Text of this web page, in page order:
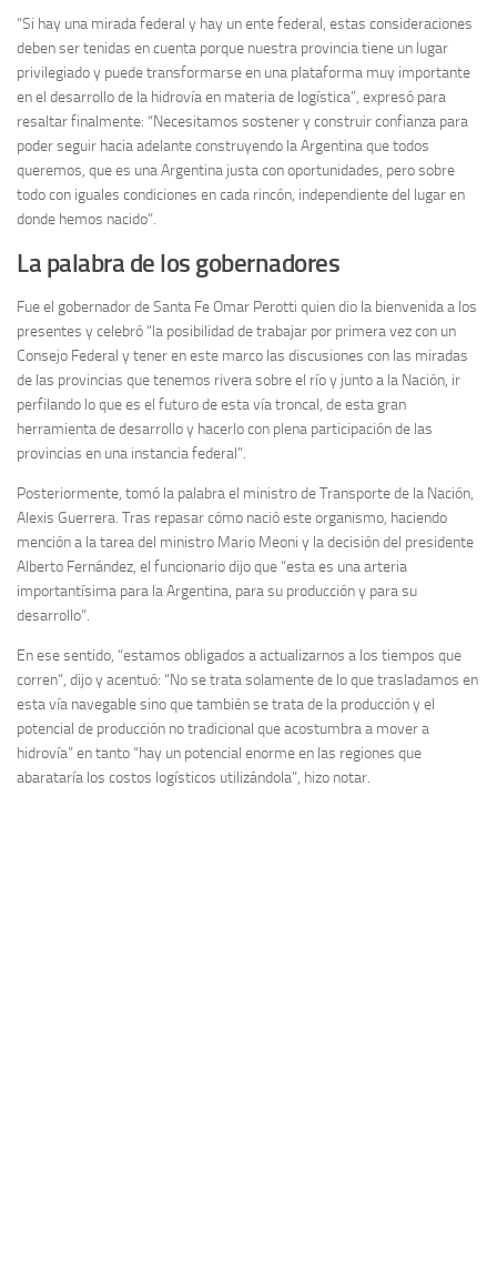
“Si hay una mirada federal y hay un ente federal, estas consideraciones
deben ser tenidas en cuenta porque nuestra provincia tiene un lugar
privilegiado y puede transformarse en una plataforma muy importante
en el desarrollo de la hidrovía en materia de logística”, expresó para
resaltar finalmente: “Necesitamos sostener y construir confianza para
poder seguir hacia adelante construyendo la Argentina que todos
queremos, que es una Argentina justa con oportunidades, pero sobre
todo con iguales condiciones en cada rincón, independiente del lugar en
donde hemos nacido”.
La palabra de los gobernadores
Fue el gobernador de Santa Fe Omar Perotti quien dio la bienvenida a los
presentes y celebró “la posibilidad de trabajar por primera vez con un
Consejo Federal y tener en este marco las discusiones con las miradas
de las provincias que tenemos rivera sobre el río y junto a la Nación, ir
perfilando lo que es el futuro de esta vía troncal, de esta gran
herramienta de desarrollo y hacerlo con plena participación de las
provincias en una instancia federal”.
Posteriormente, tomó la palabra el ministro de Transporte de la Nación,
Alexis Guerrera. Tras repasar cómo nació este organismo, haciendo
mención a la tarea del ministro Mario Meoni y la decisión del presidente
Alberto Fernández, el funcionario dijo que “esta es una arteria
importantísima para la Argentina, para su producción y para su
desarrollo”.
En ese sentido, “estamos obligados a actualizarnos a los tiempos que
corren”, dijo y acentuó: “No se trata solamente de lo que trasladamos en
esta vía navegable sino que también se trata de la producción y el
potencial de producción no tradicional que acostumbra a mover a
hidrovía” en tanto “hay un potencial enorme en las regiones que
abarataría los costos logísticos utilizándola”, hizo notar.